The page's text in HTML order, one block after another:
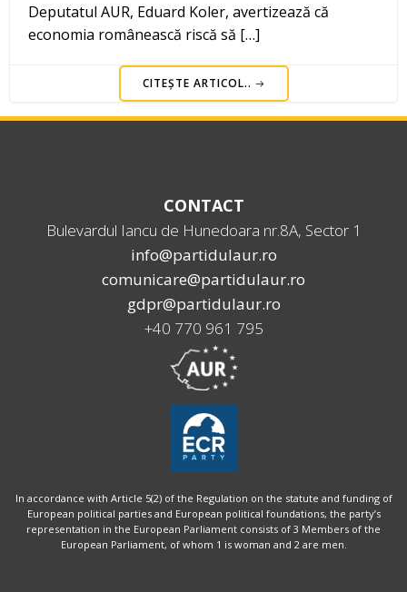
Deputatul AUR, Eduard Koler, avertizează că
economia românească riscă să […]
CITEȘTE ARTICOL..
CONTACT
Bulevardul Iancu de Hunedoara nr.8A, Sector 1
info@partidulaur.ro
comunicare@partidulaur.ro
gdpr@partidulaur.ro
+40 770 961 795
In accordance with Article 5(2) of the Regulation on the statute and funding of
European political parties and European political foundations, the party’s
representation in the European Parliament consists of 3 Members of the
European Parliament, of whom 1 is woman and 2 are men.